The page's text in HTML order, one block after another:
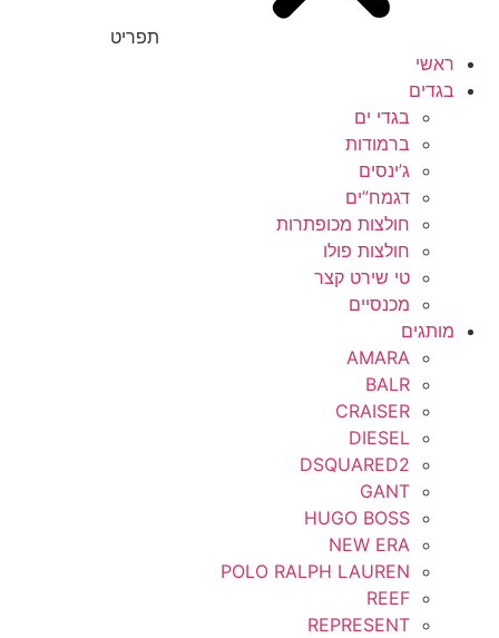
תפריט
ראשי
בגדים
בגדי ים
ברמודות
ג’ינסים
דגמח”ים
חולצות מכופתרות
חולצות פולו
טי שירט קצר
מכנסיים
מותגים
AMARA
BALR
CRAISER
DIESEL
DSQUARED2
GANT
HUGO BOSS
NEW ERA
POLO RALPH LAUREN
REEF
REPRESENT